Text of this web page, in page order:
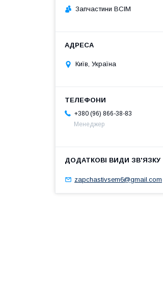
Запчастини ВСІМ
Київ, Україна
+380 (96) 866-38-83
Менеджер
zapchastivsem6@gmail.com